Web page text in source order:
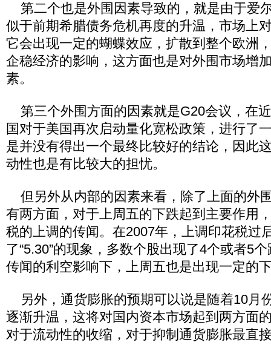
第二个也是外围因素导致的，就是由于爱
似于前期希腊债务危机再度的升温，市场上
它会出现一定的蝴蝶效应，扩散到整个欧洲
企稳经济的影响，这方面也是对外围市场增
素。
第三个外围方面的因素就是G20会议，在
国对于美国再次启动量化宽松政策，进行了
是并没有得出一个最终比较好的结论，因此
动性也是有比较大的担忧。
但另外从内部的因素来看，除了上面的外
有两方面，对于上周五的下跌起到主要作用
税的上调的传闻。在2007年，上调印花税过
了“5.30”的现象，多数个股出现了4个或者5
传闻的利空影响下，上周五也是出现一定的
另外，通货膨胀的预期可以说是随着10月
逐渐升温，这将对国内资本市场起到两方面
对于流动性的收缩，对于抑制通货膨胀最直